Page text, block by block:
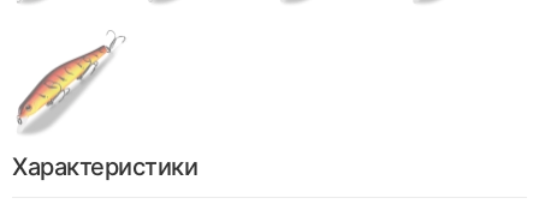
Характеристики